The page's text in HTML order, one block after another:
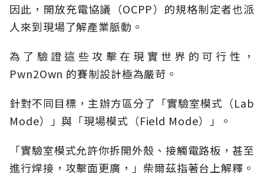
因此，開放充電協議（OCPP）的規格制定者也派
人來到現場了解產業脈動。
為了驗證這些攻擊在現實世界的可行性，
Pwn2Own 的賽制設計極為嚴苛。
針對不同目標，主辦方區分了「實驗室模式（Lab
Mode）」與「現場模式（Field Mode）」。
「實驗室模式允許你拆開外殼、接觸電路板，甚至
進行焊接，攻擊面更廣，」柴爾茲指著台上解釋。